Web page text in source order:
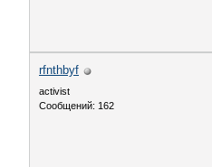
rfnthbyf
activist
Сообщений: 162